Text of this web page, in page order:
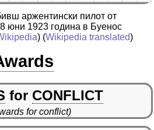
аржентински пилот от
юни 1923 година в Буенос
) (Wikipedia translated)
for CONFLICT
for conflict)